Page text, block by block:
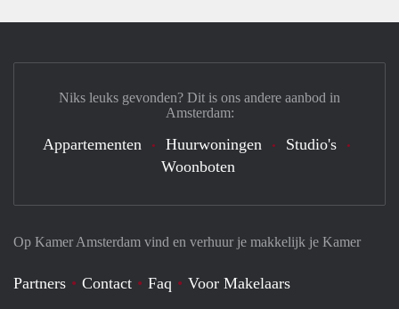
Op Kamer Amsterdam vind en verhuur je makkelijk je Kamer
Partners Contact Faq
Voor Makelaars
Niks leuks gevonden? Dit is ons andere aanbod in
Amsterdam:
Appartementen Huurwoningen
Studio's
Woonboten